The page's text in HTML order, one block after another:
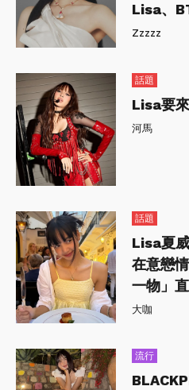
Lisa、
個個都氣
Zzzzz
話題
Lisa要
河馬
話題
Lisa夏
在意戀
一物」
大咖
流行